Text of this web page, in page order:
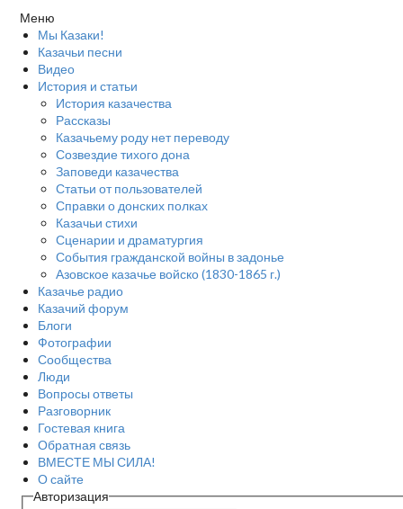
Меню
Мы Казаки!
Казачьи песни
Видео
История и статьи
История казачества
Рассказы
Казачьему роду нет переводу
Созвездие тихого дона
Заповеди казачества
Статьи от пользователей
Справки о донских полках
Казачьи стихи
Сценарии и драматургия
События гражданской войны в задонье
Азовское казачье войско (1830-1865 г.)
Казачье радио
Казачий форум
Блоги
Фотографии
Сообщества
Люди
Вопросы ответы
Разговорник
Гостевая книга
Обратная связь
ВМЕСТЕ МЫ СИЛА!
О сайте
Авторизация